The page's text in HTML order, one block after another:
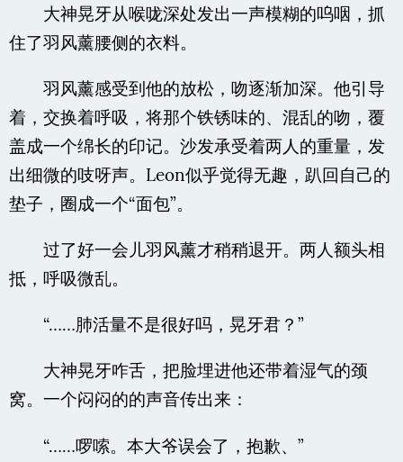
大神晃牙从喉咙深处发出一声模糊的呜咽，抓
住了羽风薰腰侧的衣料。
羽风薰感受到他的放松，吻逐渐加深。他引导
着，交换着呼吸，将那个铁锈味的、混乱的吻，覆
盖成一个绵长的印记。沙发承受着两人的重量，发
出细微的吱呀声。Leon似乎觉得无趣，趴回自己的
垫子，圈成一个“面包”。
过了好一会儿羽风薰才稍稍退开。两人额头相
抵，呼吸微乱。
“……肺活量不是很好吗，晃牙君？”
大神晃牙咋舌，把脸埋进他还带着湿气的颈
窝。一个闷闷的的声音传出来：
“……啰嗦。本大爷误会了，抱歉、”